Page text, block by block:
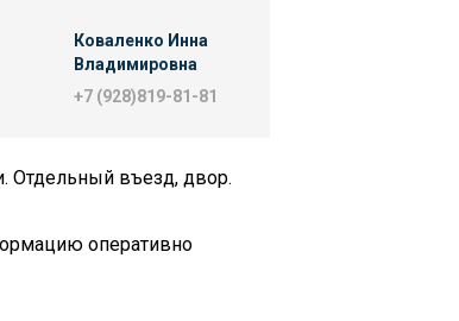
Коваленко Инна
Владимировна
+7 (928)819-81-81
Отдельный въезд, двор.
оперативно